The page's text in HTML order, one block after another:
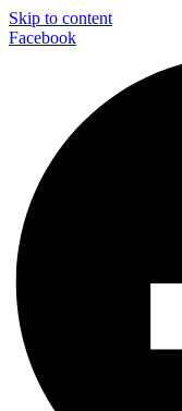
Skip to content
Facebook